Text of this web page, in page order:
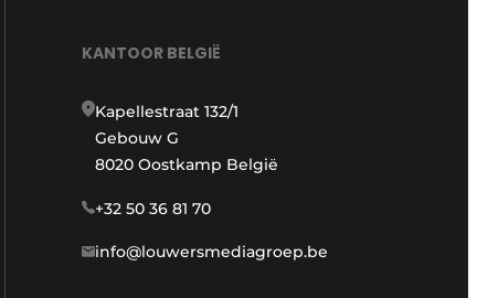
KANTOOR BELGIË
Kapellestraat 132/1
Gebouw G
8020 Oostkamp België
+32 50 36 81 70
info@louwersmediagroep.be